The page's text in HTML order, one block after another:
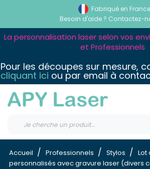
La personnalisation laser selon vos
et Professionnels
Pour les découpes sur mesure,
cliquant ici ou par email à
Fabriqué en France
Besoin d'aide ? Contactez-
Accueil Professionnels Stylos
Lot
personnalisés avec gravure laser (divers